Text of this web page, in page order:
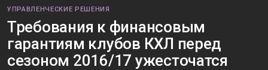
УПРАВЛЕНЧЕСКИЕ РЕШЕНИЯ
Требования к финансовым
гарантиям клубов КХЛ перед
сезоном 2016/17 ужесточатся